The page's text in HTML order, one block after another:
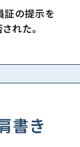
証の提示を
れた。
書き